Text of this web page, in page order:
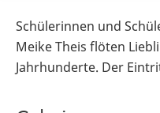
Schülerinnen und
Meike Theis flöten
Jahrhunderte. Der